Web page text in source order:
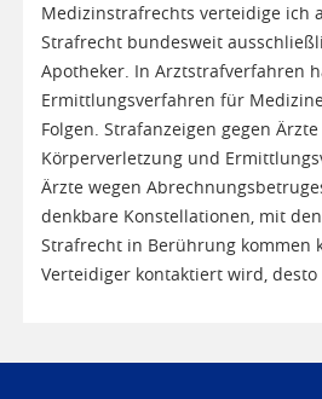
Medizinstrafrechts verteidige ich
Strafrecht bundesweit
Apotheker. In Arztstrafverfahren
Ermittlungsverfahren für
Folgen. Strafanzeigen gegen
Körperverletzung und
Ärzte wegen
denkbare Konstellationen, mit
Strafrecht in Berührung kommen
Verteidiger kontaktiert wird, desto